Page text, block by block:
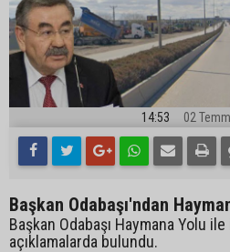
14:53 02
Başkan Odabaşı'ndan
Başkan Odabaşı Haymana Yolu
açıklamalarda bulundu.